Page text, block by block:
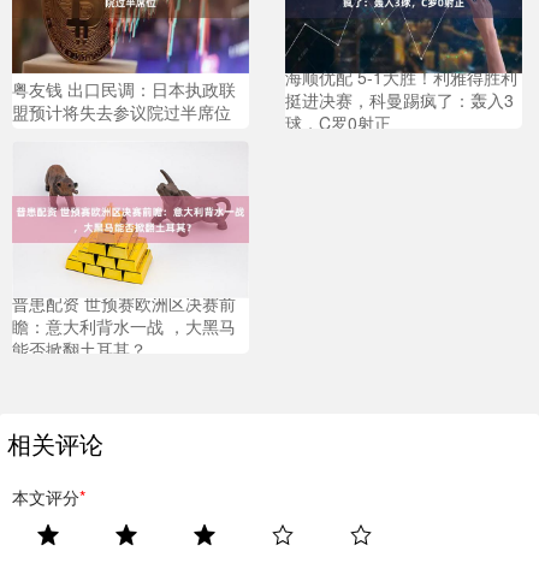
粤友钱 出口民调：日本执政联
盟预计将失去参议院过半席位
海顺优配 5-1大胜！利雅得胜利
挺进决赛，科曼踢疯了：轰入3
球，C罗0射正
普患配资 世预赛欧洲区决赛前
瞻：意大利背水一战 ，大黑马
能否掀翻土耳其？
相关评论
本文评分*